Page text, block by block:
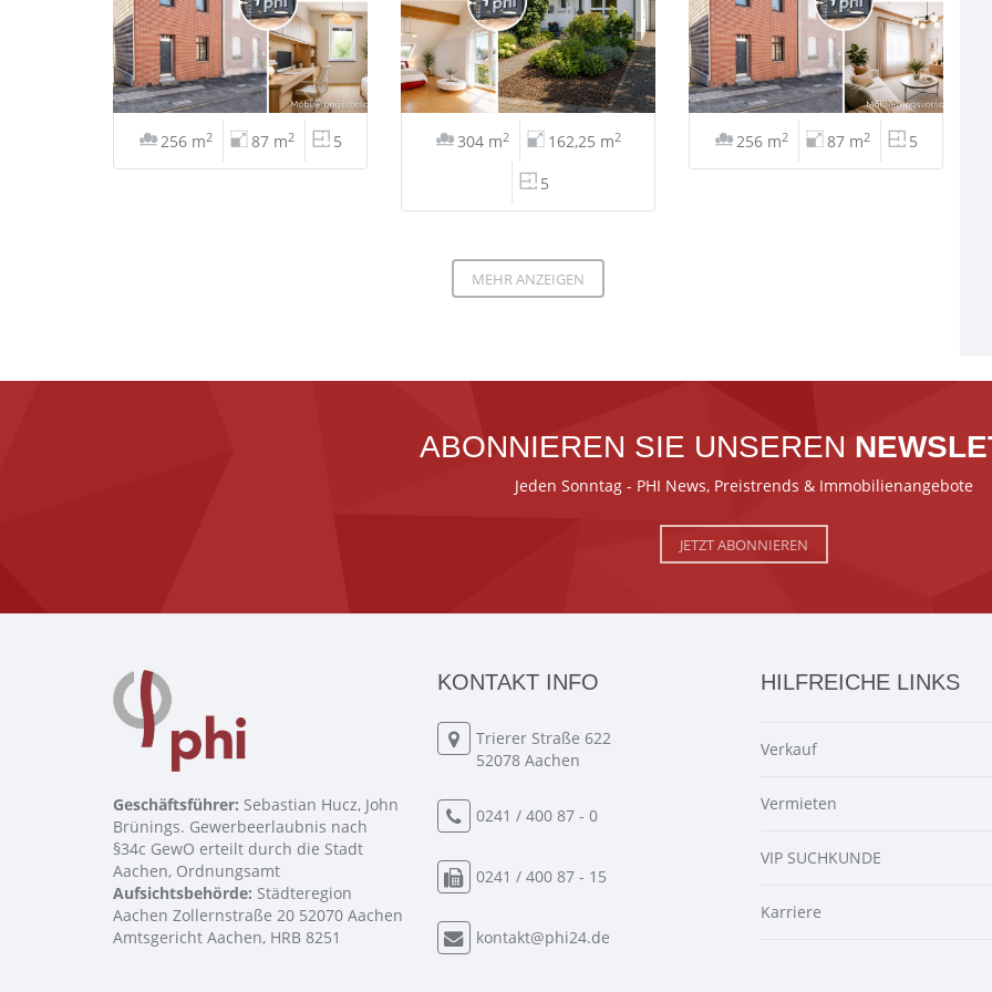
256 m2 87 m2 5 304 m2 162,25 m2
5
256 m2 87 m2 5
MEHR ANZEIGEN
ABONNIEREN SIE UNSEREN
Jeden Sonntag - PHI News, Preistrends & Immobilienangebote
JETZT ABONNIEREN
Geschäftsführer: Sebastian Hucz, John
Brünings. Gewerbeerlaubnis nach
§34c GewO erteilt durch die Stadt
Aachen, Ordnungsamt
Aufsichtsbehörde: Städteregion
Aachen Zollernstraße 20 52070 Aachen
Amtsgericht Aachen, HRB 8251
KONTAKT INFO
Trierer Straße 622
52078 Aachen
0241 / 400 87 - 0
0241 / 400 87 - 15
kontakt@phi24.de
HILFREICHE LINKS
Verkauf
Vermieten
VIP SUCHKUNDE
Karriere